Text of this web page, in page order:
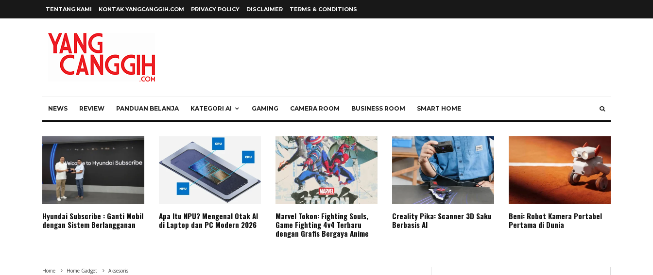
TENTANG KAMI KONTAK YANGCANGGIH.COM PRIVACY POLICY DISCLAIMER TERMS & CONDITIONS
NEWS REVIEW PANDUAN BELANJA KATEGORI AI GAMING CAMERA ROOM BUSINESS ROOM SMART HOME
Hyundai Subscribe : Ganti Mobil
dengan Sistem Berlangganan
Apa Itu NPU? Mengenal Otak AI
di Laptop dan PC Modern 2026
Marvel Tokon: Fighting Souls,
Game Fighting 4v4 Terbaru
dengan Grafis Bergaya Anime
Creality Pika: Scanner 3D Saku
Berbasis AI
Beni: Robot Kamera Portabel
Pertama di Dunia
Home Home Gadget Aksesoris